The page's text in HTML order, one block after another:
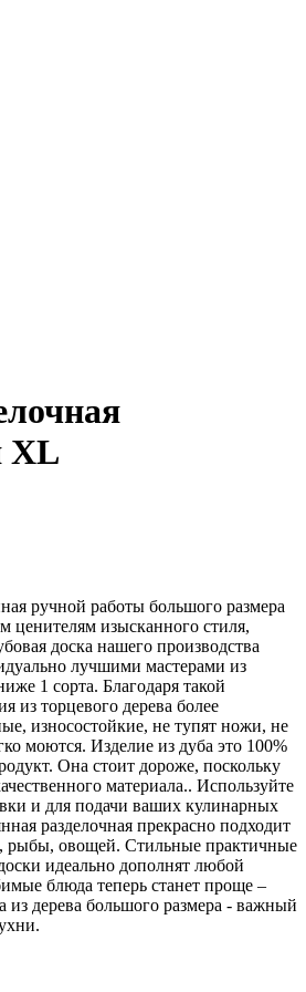
XL
ручной работы большого размера
ценителям изысканного стиля,
доска нашего производства
лучшими мастерами из
1 сорта. Благодаря такой
из торцевого дерева более
износостойкие, не тупят ножи, не
моются. Изделие из дуба это 100%
Она стоит дороже, поскольку
материала.. Используйте
и для подачи ваших кулинарных
разделочная прекрасно подходит
рыбы, овощей. Стильные практичные
идеально дополнят любой
блюда теперь станет проще –
из дерева большого размера - важный